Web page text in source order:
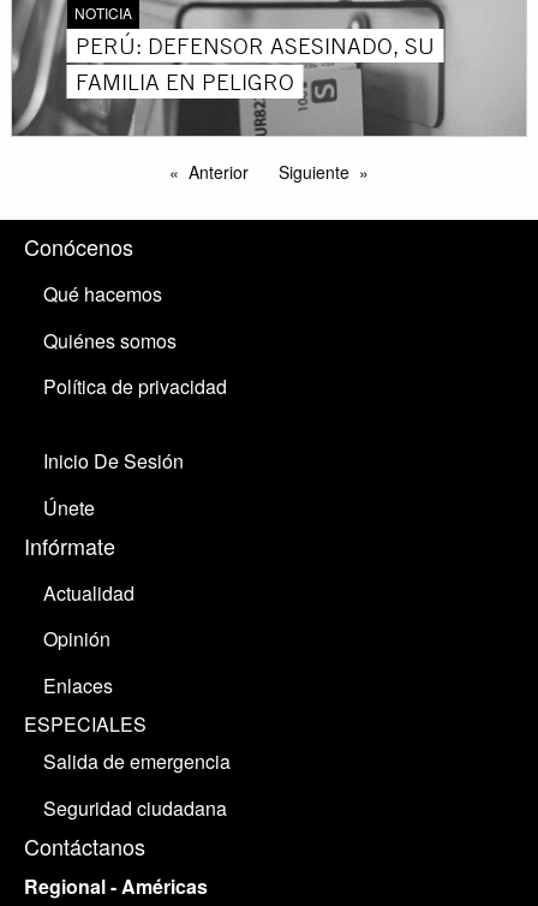
NOTICIA
PERÚ: DEFENSOR ASESINADO, SU
FAMILIA EN PELIGRO
Anterior Siguiente
Conócenos
Qué hacemos
Quiénes somos
Política de privacidad
Inicio De Sesión
Únete
Infórmate
Actualidad
Opinión
Enlaces
ESPECIALES
Salida de emergencia
Seguridad ciudadana
Contáctanos
Regional - Américas